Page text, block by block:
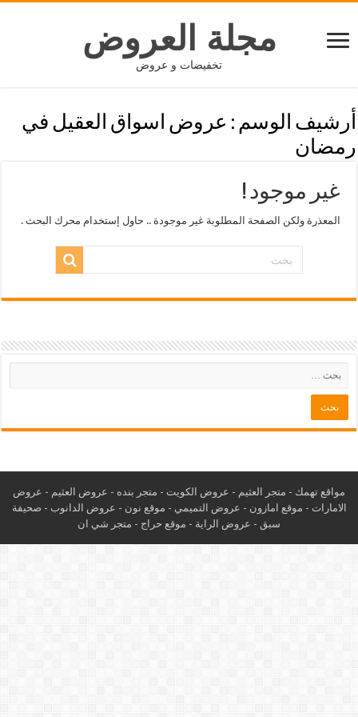
مجلة العروض
تخفيضات و عروض
أرشيف الوسم : عروض اسواق العقيل في
رمضان
غير موجود !
المعذرة ولكن الصفحة المطلوبة غير موجودة .. حاول إستخدام محرك البحث .
مواقع تهمك - متجر العثيم - عروض الكويت - متجر بنده - عروض العثيم - عروض
الامارات - موقع امازون - عروض التميمي - موقع نون - عروض الدانوب - صحيفة
سبق - عروض الراية - موقع حراج - متجر شي ان